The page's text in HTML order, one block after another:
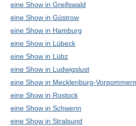
eine Show in Greifswald
eine Show in Güstrow
eine Show in Hamburg
eine Show in Lübeck
eine Show in Lübz
eine Show in Ludwigslust
eine Show in Mecklenburg-
eine Show in Rostock
eine Show in Schwerin
eine Show in Stralsund